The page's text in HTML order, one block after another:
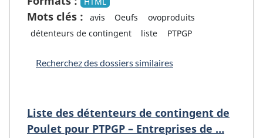
Mots clés : avis Oeufs
ovoproduits
détenteurs de contingent
liste PTPGP
Recherchez des dossiers similaires
Liste des détenteurs de contingent de
Poulet pour PTPGP – Entreprises de …